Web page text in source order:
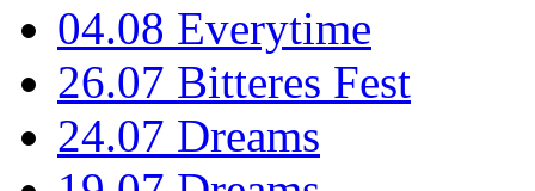
04.08 Everytime
26.07 Bitteres Fest
24.07 Dreams